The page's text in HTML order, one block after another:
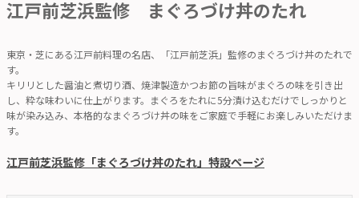
江戸前芝浜監修 まぐろづけ丼のたれ
東京・芝にある江戸前料理の名店、「江戸前芝浜」監修のまぐろづけ丼のたれで
す。
キリリとした醤油と煮切り酒、焼津製造かつお節の旨味がまぐろの味を引き出
し、粋な味わいに仕上がります。まぐろをたれに5分漬け込むだけでしっかりと
味が染み込み、本格的なまぐろづけ丼の味をご家庭で手軽にお楽しみいただけま
す。
江戸前芝浜監修「まぐろづけ丼のたれ」特設ページ